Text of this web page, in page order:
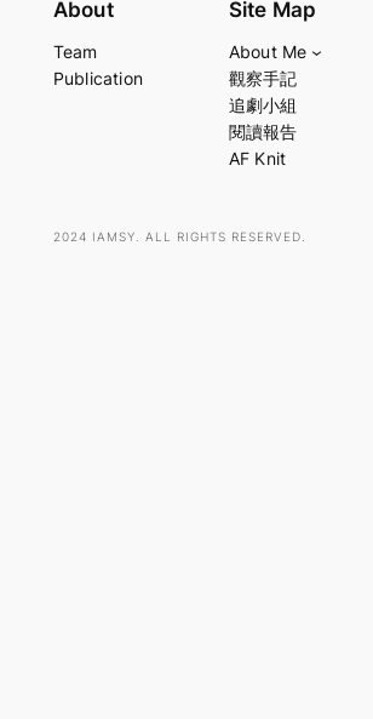
r
About
Team
Publication
Site Map
About Me
觀察手記
追劇小組
閱讀報告
AF Knit
2024 IAMSY. ALL RIGHTS RESERVED.